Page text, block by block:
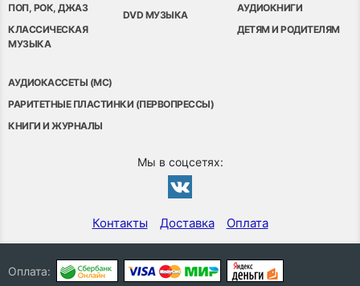
ПОП, РОК, ДЖАЗ
КЛАССИЧЕСКАЯ
МУЗЫКА
DVD МУЗЫКА
АУДИОКНИГИ
ДЕТЯМ И РОДИТЕЛЯМ
АУДИОКАССЕТЫ (MC)
РАРИТЕТНЫЕ ПЛАСТИНКИ (ПЕРВОПРЕССЫ)
КНИГИ И ЖУРНАЛЫ
Мы в соцсетях:
Контакты Доставка Оплата
Оплата: